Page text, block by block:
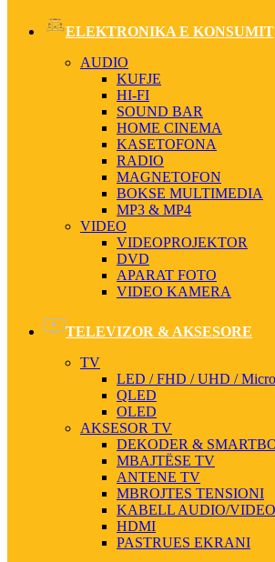
ELEKTRONIKA E KONSUMIT
AUDIO
KUFJE
HI-FI
SOUND BAR
HOME CINEMA
KASETOFONA
RADIO
MAGNETOFON
BOKSE MULTIMEDIA
MP3 & MP4
VIDEO
VIDEOPROJEKTOR
DVD
APARAT FOTO
VIDEO KAMERA
TELEVIZOR & AKSESORE
TV
LED / FHD / UHD /
QLED
OLED
AKSESOR TV
DEKODER &
MBAJTËSE TV
ANTENE TV
MBROJTES TENSIONI
KABELL AUDIO/VIDEO
HDMI
PASTRUES EKRANI